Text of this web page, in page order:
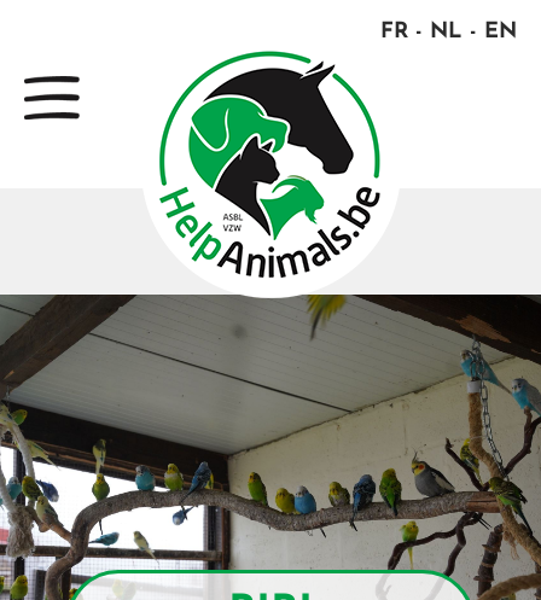
FR NL EN